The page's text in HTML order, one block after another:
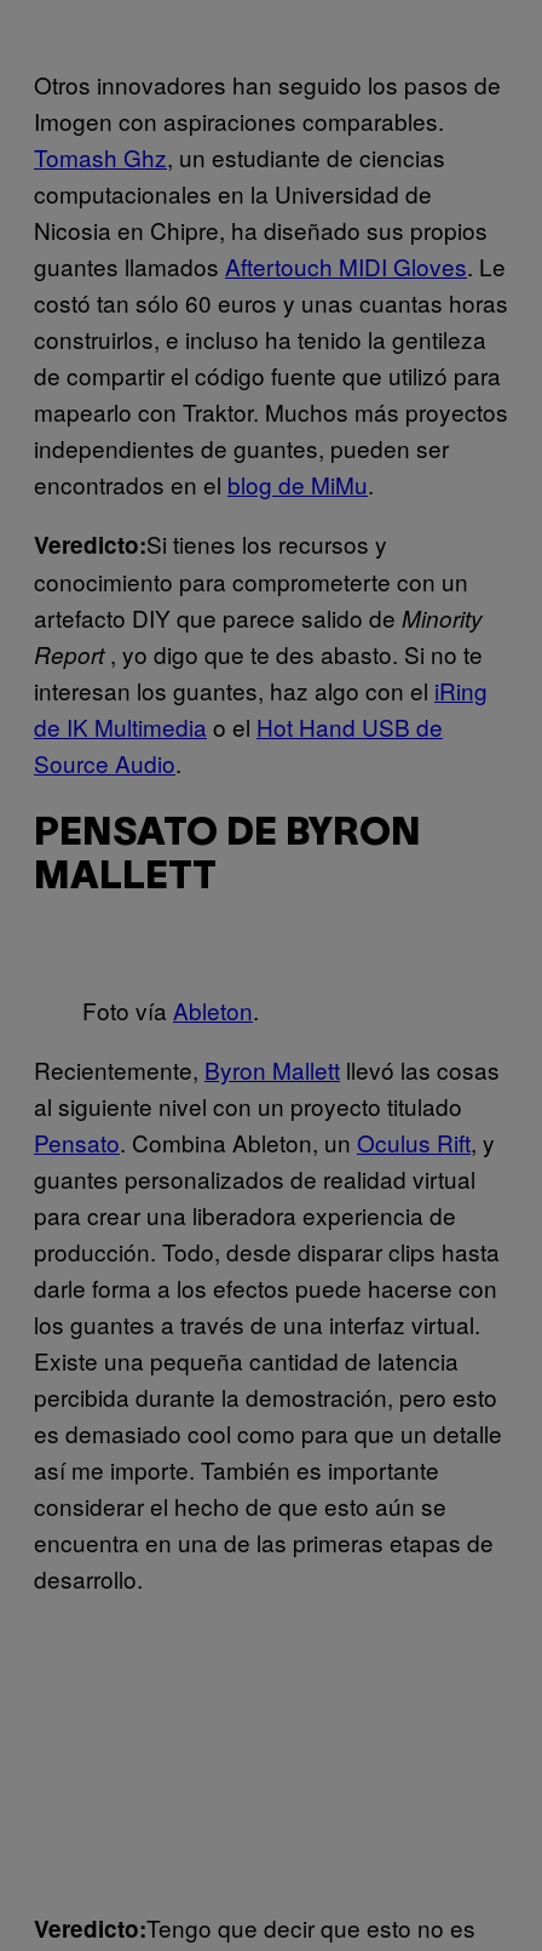
Otros innovadores han seguido los pasos de
Imogen con aspiraciones comparables.
Tomash Ghz, un estudiante de ciencias
computacionales en la Universidad de
Nicosia en Chipre, ha diseñado sus propios
guantes llamados Aftertouch MIDI Gloves. Le
costó tan sólo 60 euros y unas cuantas horas
construirlos, e incluso ha tenido la gentileza
de compartir el código fuente que utilizó para
mapearlo con Traktor. Muchos más proyectos
independientes de guantes, pueden ser
encontrados en el blog de MiMu.
Veredicto:Si tienes los recursos y
conocimiento para comprometerte con un
artefacto DIY que parece salido de Minority
Report, yo digo que te des abasto. Si no te
interesan los guantes, haz algo con el iRing
de IK Multimedia o el Hot Hand USB de
Source Audio.
PENSATO DE BYRON
MALLETT
Foto vía Ableton.
Recientemente, Byron Mallett llevó las cosas
al siguiente nivel con un proyecto titulado
Pensato. Combina Ableton, un Oculus Rift, y
guantes personalizados de realidad virtual
para crear una liberadora experiencia de
producción. Todo, desde disparar clips hasta
darle forma a los efectos puede hacerse con
los guantes a través de una interfaz virtual.
Existe una pequeña cantidad de latencia
percibida durante la demostración, pero esto
es demasiado cool como para que un detalle
así me importe. También es importante
considerar el hecho de que esto aún se
encuentra en una de las primeras etapas de
desarrollo.
Veredicto:Tengo que decir que esto no es